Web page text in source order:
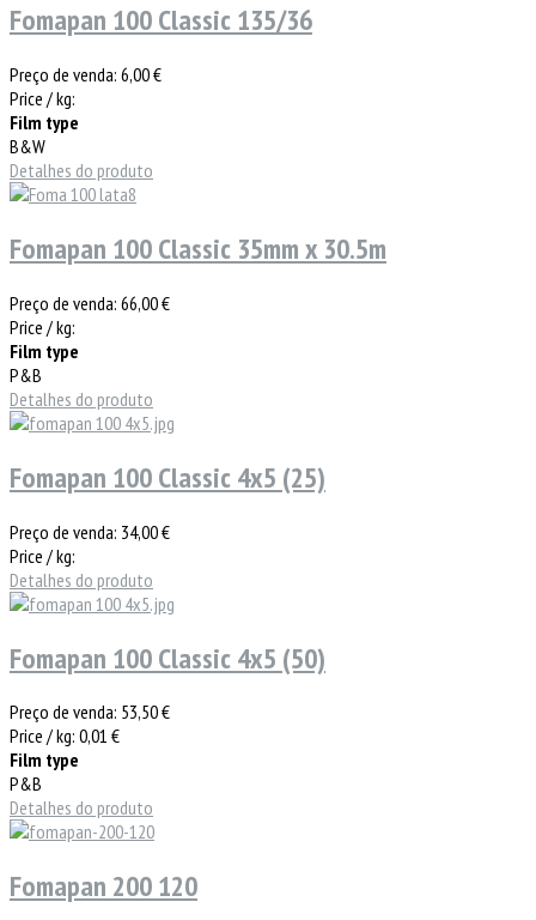
Fomapan 100 Classic 135/36
Preço de venda: 6,00 €
Price / kg:
Film type
B&W
Detalhes do produto
Fomapan 100 Classic 35mm x 30.5m
Preço de venda: 66,00 €
Price / kg:
Film type
P&B
Detalhes do produto
Fomapan 100 Classic 4x5 (25)
Preço de venda: 34,00 €
Price / kg:
Detalhes do produto
Fomapan 100 Classic 4x5 (50)
Preço de venda: 53,50 €
Price / kg: 0,01 €
Film type
P&B
Detalhes do produto
Fomapan 200 120